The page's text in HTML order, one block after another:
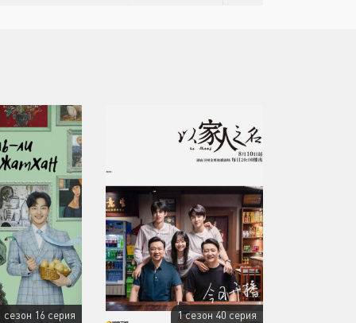
сезон 16 серия 1 сезон 40 серия